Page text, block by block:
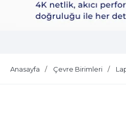
Anasayfa Çevre Birimleri